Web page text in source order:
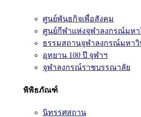
ศูนย์พันธกิจเพื่อสังคม
ศูนย์กีฬาแห่งจุฬาลงกรณ์มหา
ธรรมสถานจุฬาลงกรณ์มหาวิ
อุทยาน 100 ปี จุฬาฯ
จุฬาลงกรณ์ราชบรรณาลัย
พิพิธภัณฑ์
นิทรรศสถาน